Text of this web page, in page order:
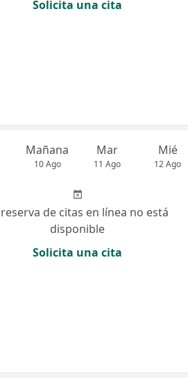
Solicita una cita
Mañana
10 Ago
Mar
11 Ago
Mié
12 Ago
reserva de citas en línea no está
disponible
Solicita una cita